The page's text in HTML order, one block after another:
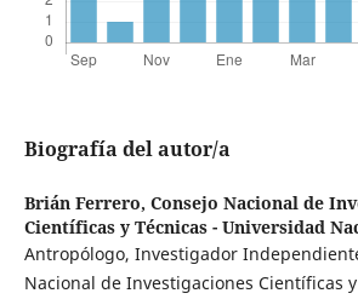
Biografía del autor/a
Brián Ferrero, Consejo Nacional de
Científicas y Técnicas - Universidad
Antropólogo, Investigador
Nacional de Investigaciones Científicas